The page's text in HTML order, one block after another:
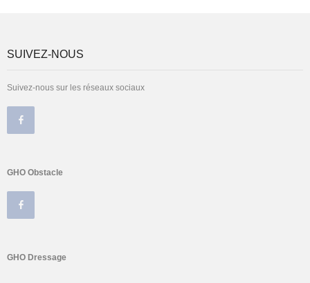
SUIVEZ-NOUS
Suivez-nous sur les réseaux sociaux
GHO Obstacle
GHO Dressage